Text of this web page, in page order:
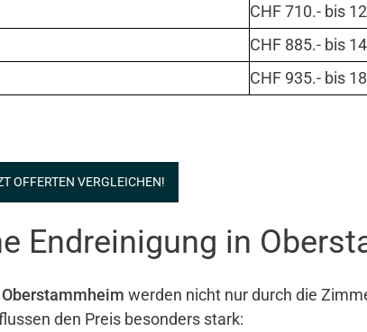
CHF 710.- bis
CHF 885.- bis
CHF 935.- bis
OFFERTEN VERGLEICHEN!
Endreinigung in
werden nicht nur durch die
den Preis besonders stark: